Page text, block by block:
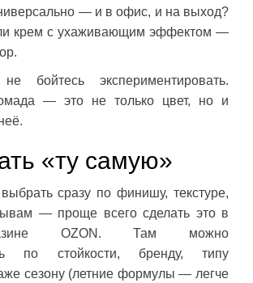
— и в офис, и на выход?
крем с ухаживающим эффектом —
экспериментировать.
— это не только цвет, но и
«ту самую»
сразу по финишу, текстуре,
— проще всего сделать это в
OZON. Там можно
по стойкости, бренду, типу
сезону (летние формулы — легче